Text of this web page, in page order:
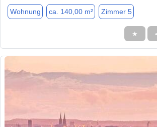
Wohnung ca. 140,00 m² Zimmer 5
★